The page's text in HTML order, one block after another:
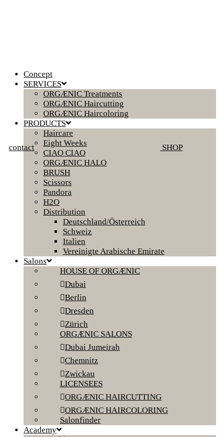
contact SHOP
Concept
SERVICES
ORGÆNIC Treatments
ORGÆNIC Haircutting
ORGÆNIC Haircoloring
PRODUCTS
Haircare
Eight Weeks
CIAO CIAO
ORGÆNIC HALO
BRUSH
Scissors
Pandora
H2O
Distribution
Deutschland/Österreich
Schweiz
Italien
Vereinigte Arabische Emirate
Salons
HOUSE OF ORGÆNIC
Dubai
Berlin
Dresden
Zürich
ORGÆNIC SALONS
Dubai Jumeirah
Chemnitz
Zwickau
LICENSEES
ORGÆNIC HAIRCUTTING
ORGÆNIC HAIRCOLORING
Salonfinder
Academy